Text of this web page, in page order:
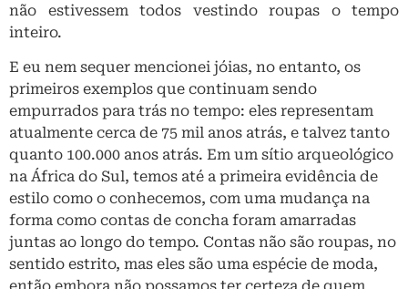
não estivessem todos vestindo roupas o tempo
inteiro.
E eu nem sequer mencionei jóias, no entanto, os
primeiros exemplos que continuam sendo
empurrados para trás no tempo: eles representam
atualmente cerca de 75 mil anos atrás, e talvez tanto
quanto 100.000 anos atrás. Em um sítio arqueológico
na África do Sul, temos até a primeira evidência de
estilo como o conhecemos, com uma mudança na
forma como contas de concha foram amarradas
juntas ao longo do tempo. Contas não são roupas, no
sentido estrito, mas eles são uma espécie de moda,